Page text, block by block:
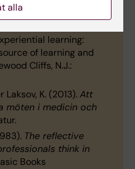
by doing: A guide
methods. FEU.
learning:
of learning and
Cliffs, N.J.:
Laksov, K. (2013).Att
möten i medicin och
The reflective
think in
Books
alla